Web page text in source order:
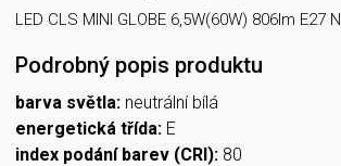
LED CLS MINI GLOBE 6,5W(60W) 806lm E27 N
Podrobný popis produktu
barva světla: neutrální bílá
energetická třída: E
index podání barev (CRI): 80